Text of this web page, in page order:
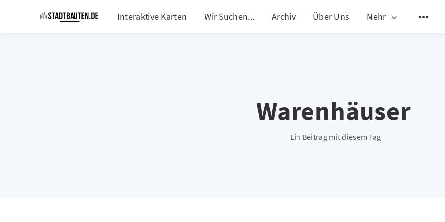
Interaktive Karten Wir Suchen... Archiv Über Uns Mehr
Warenhäuser
Ein Beitrag mit diesem Tag